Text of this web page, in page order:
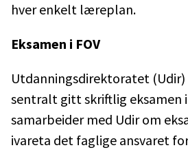
hver enkelt læreplan.
Eksamen i FOV
Utdanningsdirektoratet
sentralt gitt skriftlig eksamen i
samarbeider med Udir om
ivareta det faglige ansvaret